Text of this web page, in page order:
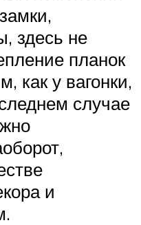
здесь не
планок
как у вагонки,
случае
и